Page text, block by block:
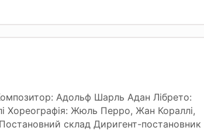
Адольф Шарль Адан Лібрето:
Хореографія: Жюль Перро, Жан Кораллі,
склад Диригент-постановник